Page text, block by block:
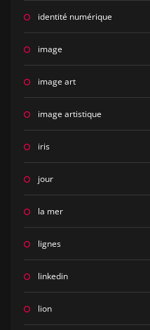
identité numérique
image
image art
image artistique
iris
jour
la mer
lignes
linkedin
lion